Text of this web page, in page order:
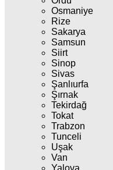
Osmaniye
Rize
Sakarya
Samsun
Siirt
Sinop
Sivas
Şanlıurfa
Şırnak
Tekirdağ
Tokat
Trabzon
Tunceli
Uşak
Van
Yalova